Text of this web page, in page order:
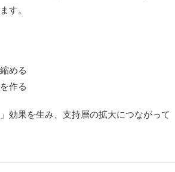
す。
める
作る
効果を生み、支持層の拡大につながって